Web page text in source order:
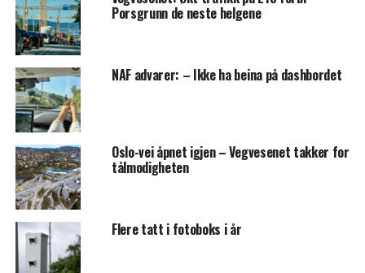
Porsgrunn de neste helgene
NAF advarer: – Ikke ha beina på dashbordet
Oslo-vei åpnet igjen – Vegvesenet takker for
tålmodigheten
Flere tatt i fotoboks i år